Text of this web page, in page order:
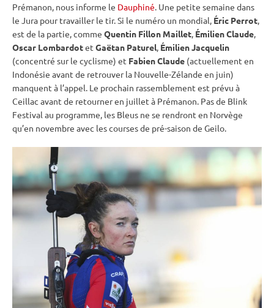
Prémanon, nous informe le Dauphiné. Une petite semaine dans
le Jura pour travailler le tir. Si le numéro un mondial, Éric Perrot,
est de la partie, comme Quentin Fillon Maillet, Émilien Claude,
Oscar Lombardotet Gaëtan Paturel, Émilien Jacquelin
(concentré sur le cyclisme) et Fabien Claude (actuellement en
Indonésie avant de retrouver la Nouvelle-Zélande en juin)
manquent à l’appel. Le prochain rassemblement est prévu à
Ceillac avant de retourner en juillet à Prémanon. Pas de Blink
Festival au programme, les Bleus ne se rendront en Norvège
qu’en novembre avec les courses de pré-saison de Geilo.